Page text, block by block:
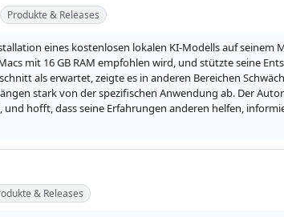
Produkte & Releases
eines kostenlosen lokalen KI-Modells auf seinem
mit 16 GB RAM empfohlen wird, und stützte seine
als erwartet, zeigte es in anderen Bereichen
stark von der spezifischen Anwendung ab. Der
hofft, dass seine Erfahrungen anderen helfen,
& Releases